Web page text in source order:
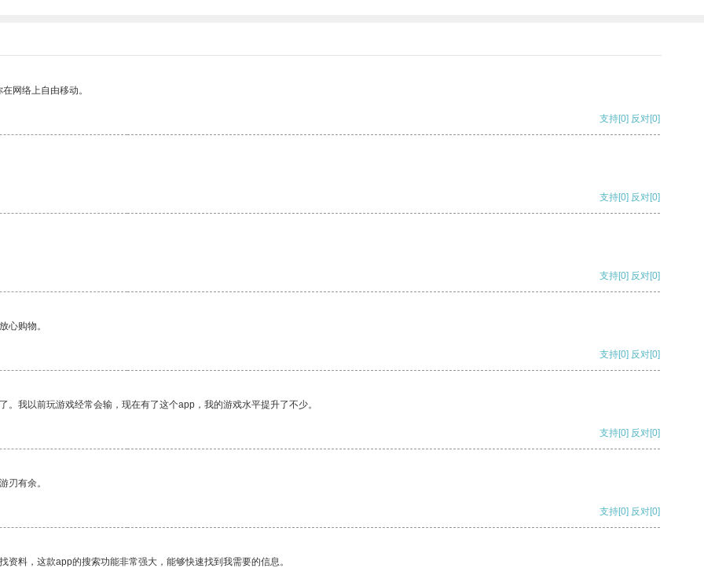
网络上自由移动。
支持[0] 反对[0]
支持[0] 反对[0]
支持[0] 反对[0]
心购物。
支持[0] 反对[0]
我以前玩游戏经常会输，现在有了这个app，我的游戏水平提升了不少。
支持[0] 反对[0]
刃有余。
支持[0] 反对[0]
料，这款app的搜索功能非常强大，能够快速找到我需要的信息。